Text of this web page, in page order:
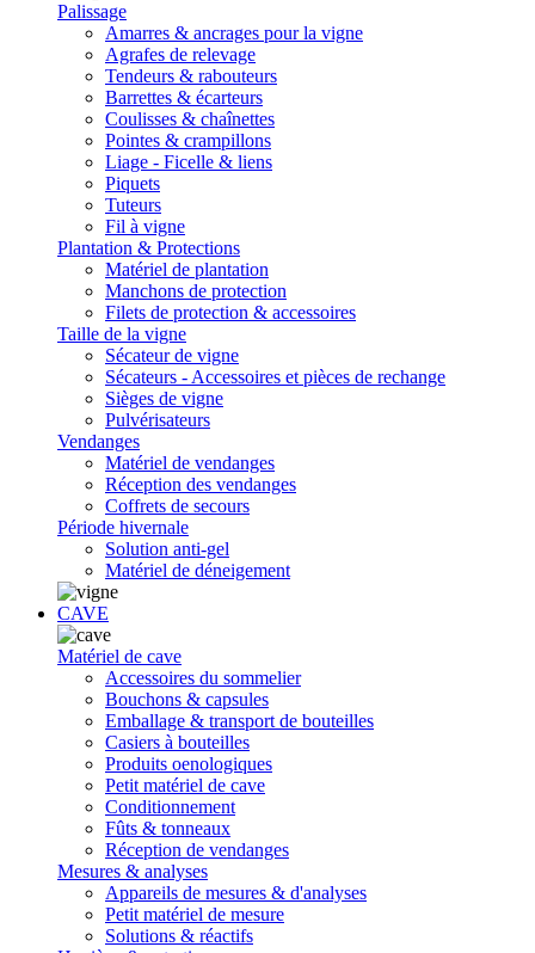
Palissage
Amarres & ancrages pour la vigne
Agrafes de relevage
Tendeurs & rabouteurs
Barrettes & écarteurs
Coulisses & chaînettes
Pointes & crampillons
Liage - Ficelle & liens
Piquets
Tuteurs
Fil à vigne
Plantation & Protections
Matériel de plantation
Manchons de protection
Filets de protection & accessoires
Taille de la vigne
Sécateur de vigne
Sécateurs - Accessoires et pièces de rechange
Sièges de vigne
Pulvérisateurs
Vendanges
Matériel de vendanges
Réception des vendanges
Coffrets de secours
Période hivernale
Solution anti-gel
Matériel de déneigement
CAVE
Matériel de cave
Accessoires du sommelier
Bouchons & capsules
Emballage & transport de bouteilles
Casiers à bouteilles
Produits oenologiques
Petit matériel de cave
Conditionnement
Fûts & tonneaux
Réception de vendanges
Mesures & analyses
Appareils de mesures & d'analyses
Petit matériel de mesure
Solutions & réactifs